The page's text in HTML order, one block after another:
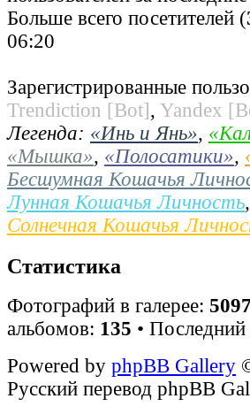
Больше всего посетителей (
06:20
Зарегистрированные
Trendiction [Bot], Yandex
Легенда: «Инь и Янь»,
«Мышка», «Полосатики»,
Бесшумная Кошачья
Лунная Кошачья Личность,
Солнечная Кошачья
Статистика
Фотографий в галерее: 5097
альбомов: 135 •
Powered by phpBB Gallery
Русский перевод phpBB